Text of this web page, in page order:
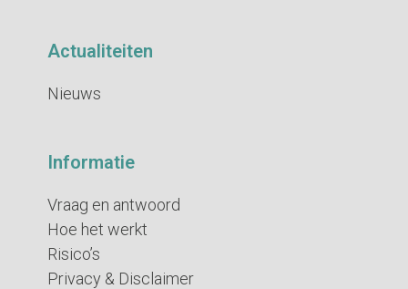
Actualiteiten
Nieuws
Informatie
Vraag en antwoord
Hoe het werkt
Risico’s
Privacy & Disclaimer